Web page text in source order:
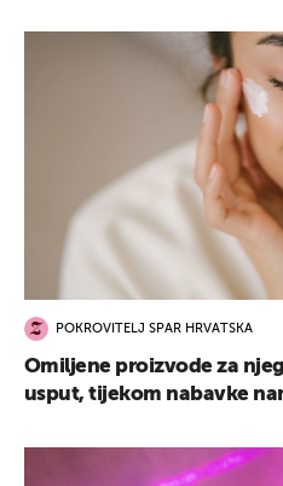
POKROVITELJ SPAR HRVATSKA
Omiljene proizvode za
usput, tijekom nabavke